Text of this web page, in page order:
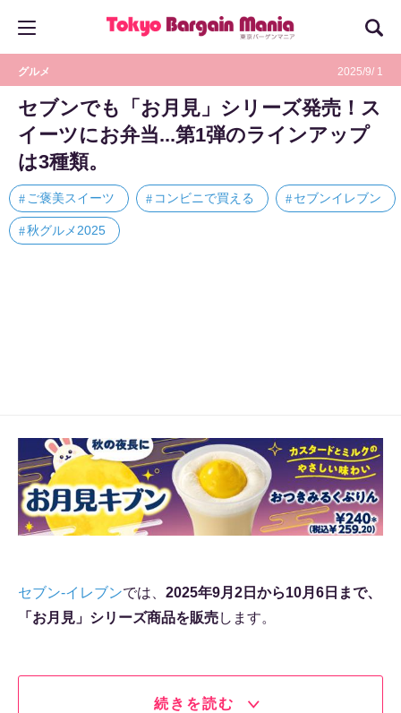
グルメ 2025/9/ 1
セブンでも「お月見」シリーズ発売！ス
イーツにお弁当...第1弾のラインアップ
は3種類。
ご褒美スイーツ コンビニで買える セブンイレブン
秋グルメ2025
セブン-イレブンでは、 2025年9月2日から10月6日まで、
「お月見」シリーズ商品を販売します。
続きを読む